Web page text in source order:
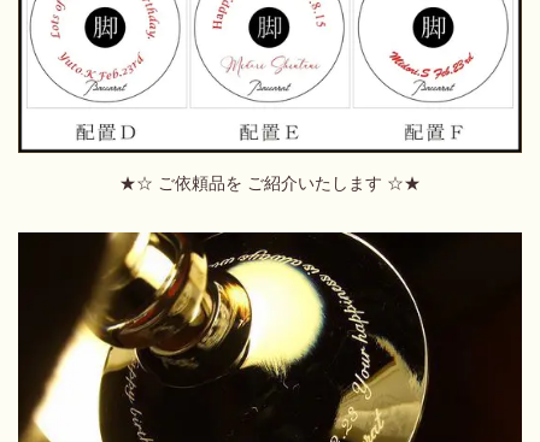
★☆ ご依頼品を ご紹介いたします ☆★